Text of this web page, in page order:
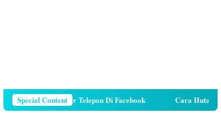
Special Content
Nomor Telepon Di Facebook Cara Hutang